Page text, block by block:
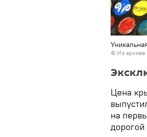
© Из архива
Цена
на